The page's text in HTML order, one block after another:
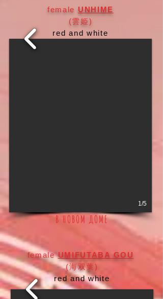
female UNHIME
(雲姫)
red and white
1/5
В НОВОМ ДОМЕ
femaleUMIFUTABA GOU
(海双葉)
red and white